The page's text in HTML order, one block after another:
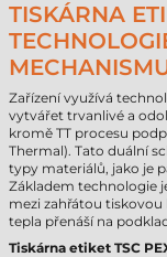
TISKÁRNA
Zařízení využívá
vytvářet trvanlivé a
kromě TT procesu
Thermal). Tato duální
typy materiálů, jako je
Základem technologie
mezi zahřátou
tepla přenáší na
Tiskárna etiket TSC